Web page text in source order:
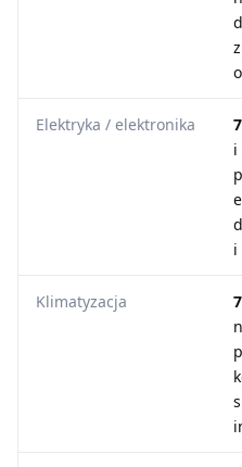
Elektryka / elektronika
i
i
Klimatyzacja